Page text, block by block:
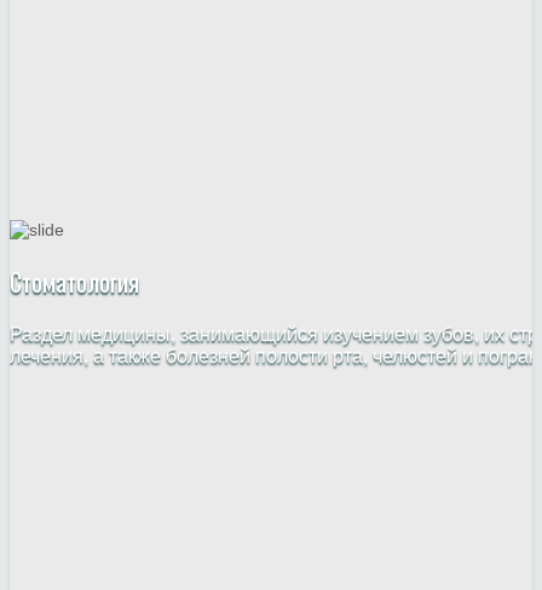
Стоматология
Раздел медицины, занимающийся изучением зубов, их
лечения, а также болезней полости рта, челюстей и